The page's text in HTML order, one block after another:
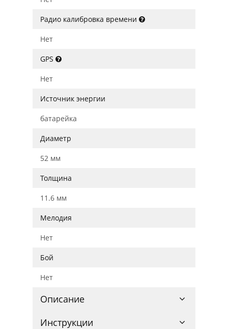
Радио калибровка времени
Нет
GPS
Нет
Источник энергии
батарейка
Диаметр
52 мм
Толщина
11.6 мм
Мелодия
Нет
Бой
Нет
Описание
Инструкции